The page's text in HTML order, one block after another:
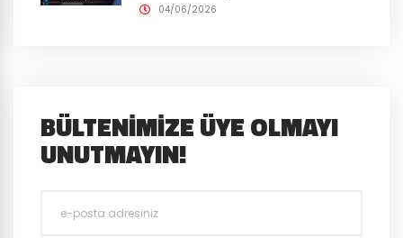
04/06/2026
BÜLTENIMIZE ÜYE OLMAYI
UNUTMAYIN!